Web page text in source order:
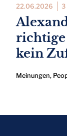
22.06.2026 3
kein
Meinungen,